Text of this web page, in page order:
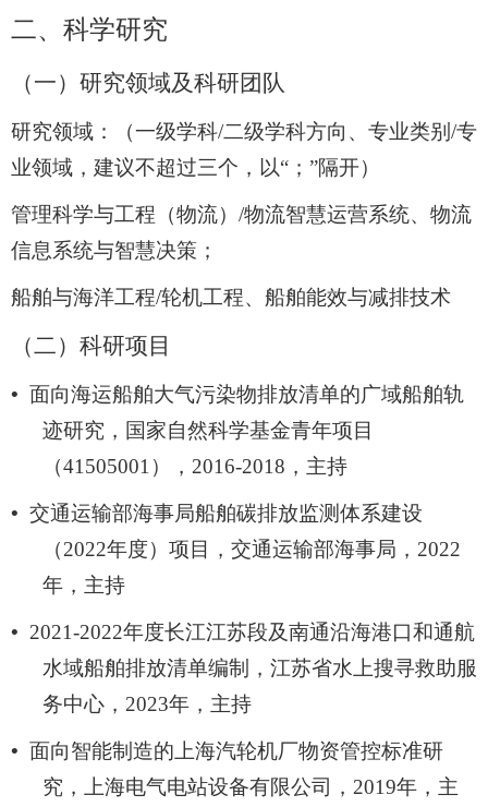
二、科学研究
（一）研究领域及科研团队
研究领域：（一级学科/二级学科方向、专业类别 /专
业领域，建议不超过三个，以“；”隔开）
管理科学与工程（物流） /物流智慧运营系统、物流
信息系统与智慧决策；
船舶与海洋工程/轮机工程、船舶能效与减排技术
（二） 科研项目
• 面向海运船舶大气污染物排放清单的广域船舶轨
迹研究，国家自然科学基金青年项目
（41505001 ）， 2016-2018 ，主持
• 交通运输部海事局船舶碳排放监测体系建设
（2022年度）项目，交通运输部海事局， 2022
年，主持
• 2021-2022年度长江江苏段及南通沿海港口和通航
水域船舶排放清单编制，江苏省水上搜寻救助服
务中心， 2023年，主持
• 面向智能制造的上海汽轮机厂物资管控标准研
究，上海电气电站设备有限公司， 2019年，主